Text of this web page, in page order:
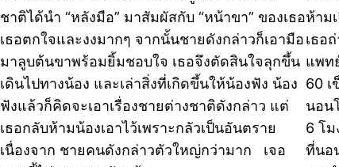
ชาติได้นำ “หลังมือ” มาสัมผัสกับ “หน้าขา” ของเธอ
เธอตกใจและงงมากๆ จากนั้นชายดังกล่าวก็เอามือ
มาลูบต้นขาพร้อมยิ้มชอบใจ เธอจึงตัดสินใจลุกขึ้น
เดินไปทางน้อง และเล่าสิ่งที่เกิดขึ้นให้น้องฟัง น้อง
ฟังแล้วก็คิดจะเอาเรื่องชายต่างชาติดังกล่าว แต่
เธอกลับห้ามน้องเอาไว้เพราะกลัวเป็นอันตราย
เนื่องจาก ชายคนดังกล่าวตัวใหญ่กว่ามาก เจอ
ห้าม
เธอ
แพท
60
นอน
6 โม
ที่นอ